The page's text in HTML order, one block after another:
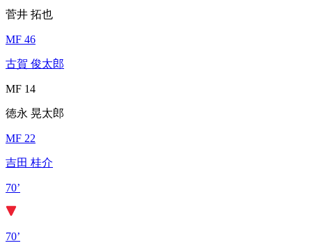
菅井 拓也
MF 46
古賀 俊太郎
MF 14
徳永 晃太郎
MF 22
吉田 桂介
70’
70’